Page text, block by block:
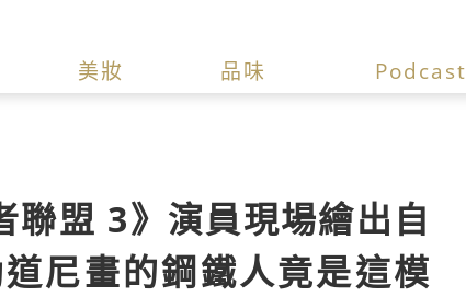
美妝 品味 Podcast
聯盟 3》演員現場繪出自
尼畫的鋼鐵人竟是這模